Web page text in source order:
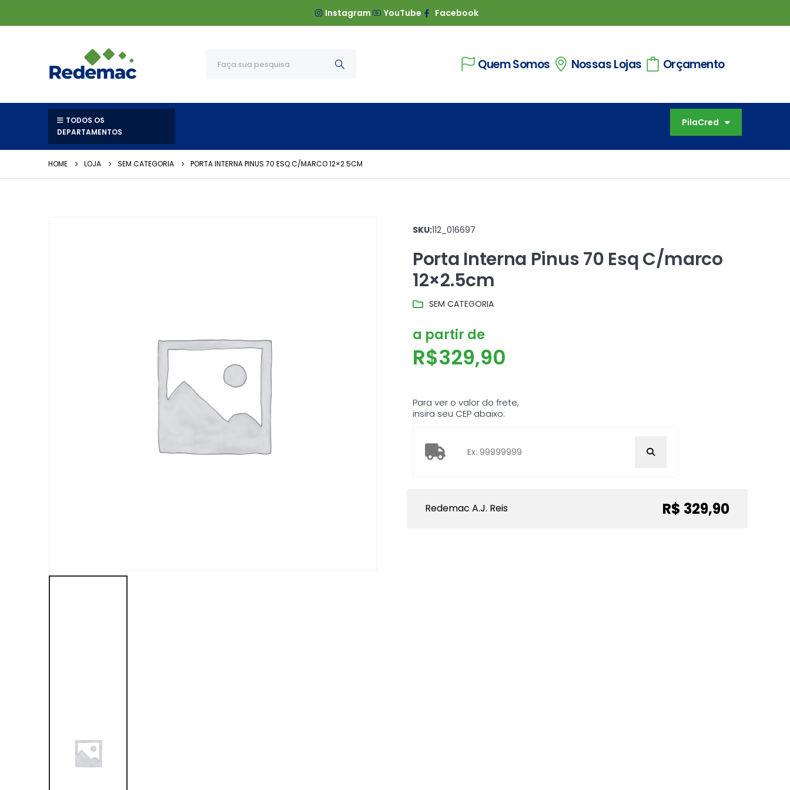
Instagram YouTube Facebook
Quem Somos Nossas Lojas Orçamento
TODOS OS
DEPARTAMENTOS
PilaCred
HOME LOJA SEM CATEGORIA PORTA INTERNA PINUS 70 ESQ C/MARCO 12×2.5CM
SKU:112_016697
Porta Interna Pinus 70 Esq C/marco
12×2.5cm
SEM CATEGORIA
a partir de
R$329,90
Para ver o valor do frete,
insira seu CEP abaixo:
Redemac A.J. Reis R$ 329,90